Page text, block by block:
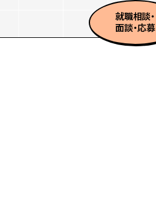
就職相談・
面談・応募